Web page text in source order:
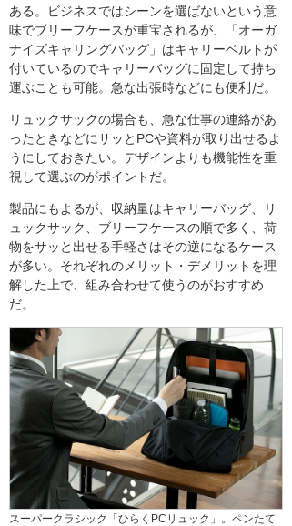
ある。ビジネスではシーンを選ばないという意
味でブリーフケースが重宝されるが、「オーガ
ナイズキャリングバッグ」はキャリーベルトが
付いているのでキャリーバッグに固定して持ち
運ぶことも可能。急な出張時などにも便利だ。
リュックサックの場合も、急な仕事の連絡があ
ったときなどにサッとPCや資料が取り出せるよ
うにしておきたい。デザインよりも機能性を重
視して選ぶのがポイントだ。
製品にもよるが、収納量はキャリーバッグ、リ
ュックサック、ブリーフケースの順で多く、荷
物をサッと出せる手軽さはその逆になるケース
が多い。それぞれのメリット・デメリットを理
解した上で、組み合わせて使うのがおすすめ
だ。
スーパークラシック「ひらくPCリュック」。ペンたて